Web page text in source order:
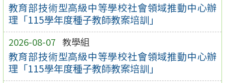
教育部技術型高級中等學校社會領域推動中心辦
理「115學年度種子教師教案培訓」
2026-08-07 教學組
教育部技術型高級中等學校社會領域推動中心辦
理「115學年度種子教師教案培訓」